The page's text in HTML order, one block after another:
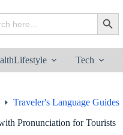
Search
Lifestyle Tech
Traveler's Language Guides
Pronunciation for Tourists